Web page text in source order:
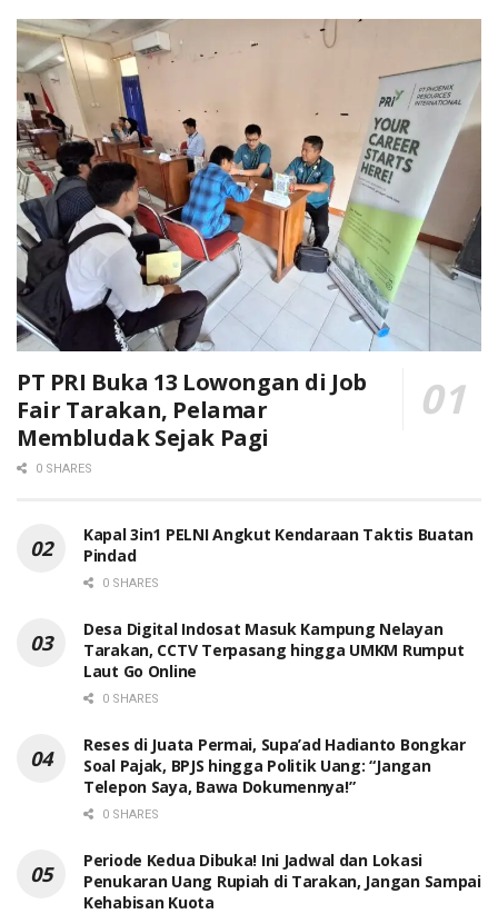
PT PRI Buka 13 Lowongan di Job
Fair Tarakan, Pelamar
Membludak Sejak Pagi
0 SHARES
Kapal 3in1 PELNI Angkut Kendaraan Taktis Buatan
Pindad
0 SHARES
Desa Digital Indosat Masuk Kampung Nelayan
Tarakan, CCTV Terpasang hingga UMKM Rumput
Laut Go Online
0 SHARES
Reses di Juata Permai, Supa’ad Hadianto Bongkar
Soal Pajak, BPJS hingga Politik Uang: “Jangan
Telepon Saya, Bawa Dokumennya!”
0 SHARES
Periode Kedua Dibuka! Ini Jadwal dan Lokasi
Penukaran Uang Rupiah di Tarakan, Jangan Sampai
Kehabisan Kuota